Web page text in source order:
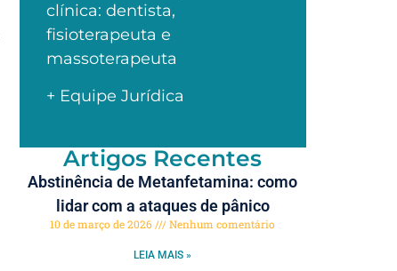
clínica: dentista,
fisioterapeuta e
massoterapeuta
+ Equipe Jurídica
Artigos Recentes
Abstinência de Metanfetamina: como
lidar com a ataques de pânico
10 de março de 2026 Nenhum comentário
LEIA MAIS »